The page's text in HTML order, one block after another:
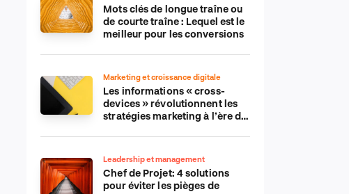
Mots clés de longue traîne ou
de courte traîne : Lequel est le
meilleur pour les conversions
Marketing et croissance digitale
Les informations « cross-
devices » révolutionnent les
stratégies marketing à l’ère du
Leadership et management
Chef de Projet: 4 solutions
pour éviter les pièges de